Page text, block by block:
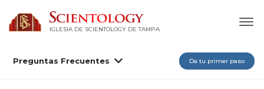
IGLESIA DE SCIENTOLOGY DE TAMPA
Preguntas Frecuentes Da tu primer paso